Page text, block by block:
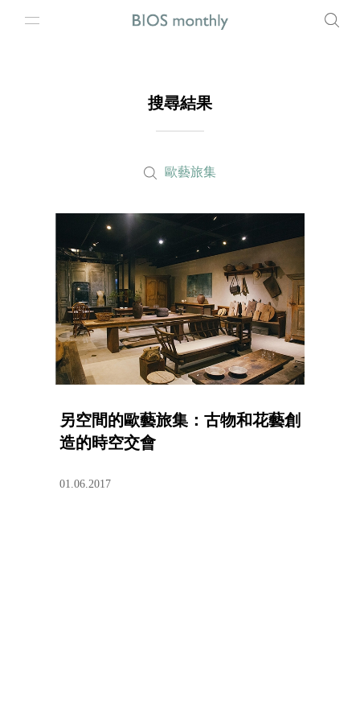
搜尋結果
歐藝旅集
另空間的歐藝旅集：古物和花藝創
造的時空交會
01.06.2017